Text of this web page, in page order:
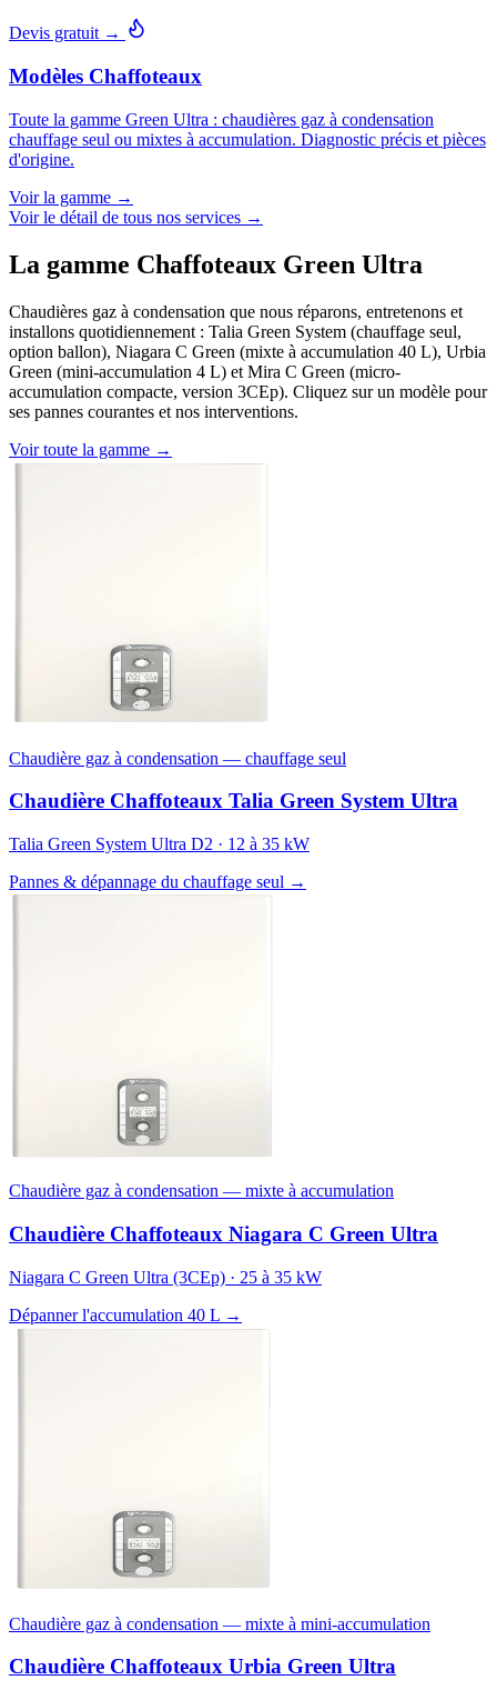
Devis gratuit →
Modèles Chaffoteaux
Toute la gamme Green Ultra : chaudières gaz à condensation
chauffage seul ou mixtes à accumulation. Diagnostic précis et pièces
d'origine.
Voir la gamme →
Voir le détail de tous nos services →
La gamme Chaffoteaux Green Ultra
Chaudières gaz à condensation que nous réparons, entretenons et
installons quotidiennement : Talia Green System (chauffage seul,
option ballon), Niagara C Green (mixte à accumulation 40 L), Urbia
Green (mini-accumulation 4 L) et Mira C Green (micro-
accumulation compacte, version 3CEp). Cliquez sur un modèle pour
ses pannes courantes et nos interventions.
Voir toute la gamme →
Chaudière gaz à condensation — chauffage seul
Chaudière Chaffoteaux Talia Green System Ultra
Talia Green System Ultra D2 · 12 à 35 kW
Pannes & dépannage du chauffage seul →
Chaudière gaz à condensation — mixte à accumulation
Chaudière Chaffoteaux Niagara C Green Ultra
Niagara C Green Ultra (3CEp) · 25 à 35 kW
Dépanner l'accumulation 40 L →
Chaudière gaz à condensation — mixte à mini-accumulation
Chaudière Chaffoteaux Urbia Green Ultra